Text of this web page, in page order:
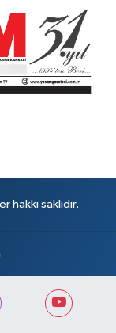
saklıdır.